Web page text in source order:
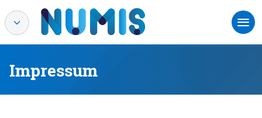
Impressum